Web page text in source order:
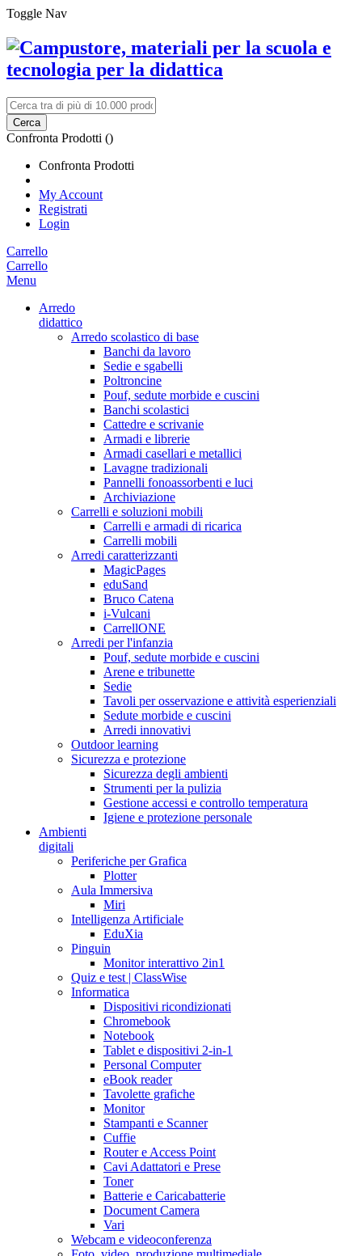
Toggle Nav
Cerca
Confronta Prodotti ()
Confronta Prodotti
My Account
Registrati
Login
Carrello
Carrello
Menu
Arredo
didattico
Arredo scolastico di base
Banchi da lavoro
Sedie e sgabelli
Poltroncine
Pouf, sedute morbide e cuscini
Banchi scolastici
Cattedre e scrivanie
Armadi e librerie
Armadi casellari e metallici
Lavagne tradizionali
Pannelli fonoassorbenti e luci
Archiviazione
Carrelli e soluzioni mobili
Carrelli e armadi di ricarica
Carrelli mobili
Arredi caratterizzanti
MagicPages
eduSand
Bruco Catena
i-Vulcani
CarrellONE
Arredi per l'infanzia
Pouf, sedute morbide e cuscini
Arene e tribunette
Sedie
Tavoli per osservazione e attività esperienziali
Sedute morbide e cuscini
Arredi innovativi
Outdoor learning
Sicurezza e protezione
Sicurezza degli ambienti
Strumenti per la pulizia
Gestione accessi e controllo temperatura
Igiene e protezione personale
Ambienti
digitali
Periferiche per Grafica
Plotter
Aula Immersiva
Miri
Intelligenza Artificiale
EduXia
Pinguin
Monitor interattivo 2in1
Quiz e test | ClassWise
Informatica
Dispositivi ricondizionati
Chromebook
Notebook
Tablet e dispositivi 2-in-1
Personal Computer
eBook reader
Tavolette grafiche
Monitor
Stampanti e Scanner
Cuffie
Router e Access Point
Cavi Adattatori e Prese
Toner
Batterie e Caricabatterie
Document Camera
Vari
Webcam e videoconferenza